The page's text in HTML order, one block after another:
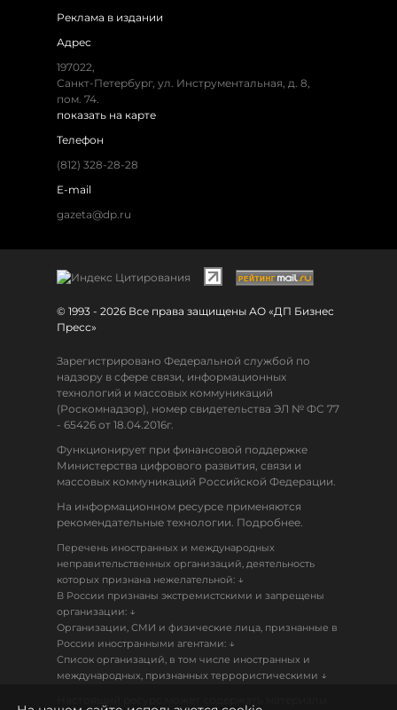
Реклама в издании
Адрес
197022,
Санкт-Петербург, ул. Инструментальная, д. 8,
пом. 74.
показать на карте
Телефон
(812) 328-28-28
E-mail
gazeta@dp.ru
© 1993 - 2026 Все права защищены АО «ДП Бизнес
Пресс»
Зарегистрировано Федеральной службой по
надзору в сфере связи, информационных
технологий и массовых коммуникаций
(Роскомнадзор), номер свидетельства ЭЛ № ФС 77
- 65426 от 18.04.2016г.
Функционирует при финансовой поддержке
Министерства цифрового развития, связи и
массовых коммуникаций Российской Федерации.
На информационном ресурсе применяются
рекомендательные технологии. Подробнее.
Перечень иностранных и международных
неправительственных организаций, деятельность
которых признана нежелательной: ↓
В России признаны экстремистскими и запрещены
организации: ↓
Организации, СМИ и физические лица, признанные в
России иностранными агентами: ↓
Список организаций, в том числе иностранных и
международных, признанных террористическими ↓